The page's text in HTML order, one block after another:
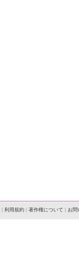
| 利用規約 | 著作権について | お問